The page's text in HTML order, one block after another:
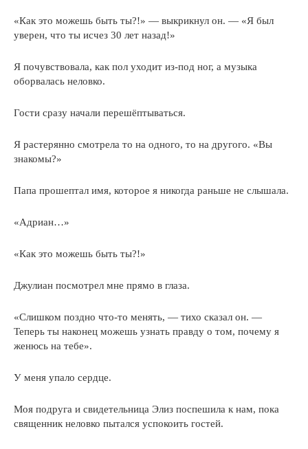
«Как это можешь быть ты?!» — выкрикнул он. — «Я был
уверен, что ты исчез 30 лет назад!»
Я почувствовала, как пол уходит из-под ног, а музыка
оборвалась неловко.
Гости сразу начали перешёптываться.
Я растерянно смотрела то на одного, то на другого. «Вы
знакомы?»
Папа прошептал имя, которое я никогда раньше не слышала.
«Адриан…»
«Как это можешь быть ты?!»
Джулиан посмотрел мне прямо в глаза.
«Слишком поздно что-то менять, — тихо сказал он. —
Теперь ты наконец можешь узнать правду о том, почему я
женюсь на тебе».
У меня упало сердце.
Моя подруга и свидетельница Элиз поспешила к нам, пока
священник неловко пытался успокоить гостей.